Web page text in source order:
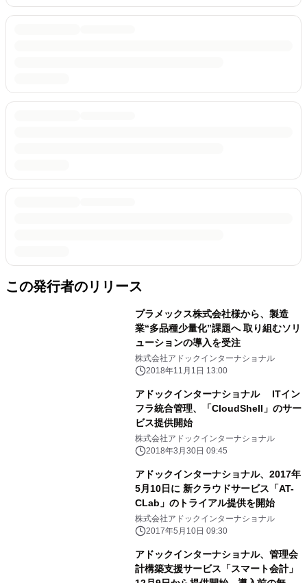
この発行者のリリース
プラメックス株式会社様から、製造
業“多品種少量化”課題へ 取り組むソリ
ューションの導入を受注
株式会社アドックインターナショナル
2018年11月1日 13:00
アドックインターナショナル ITイン
フラ統合管理、「CloudShell」のサー
ビス提供開始
株式会社アドックインターナショナル
2018年3月30日 09:45
アドックインターナショナル、2017年
5月10日に 新クラウドサービス「AT-
CLab」のトライアル提供を開始
株式会社アドックインターナショナル
2017年5月10日 09:30
アドックインターナショナル、管理会
計構築支援サービス「スマート会計」